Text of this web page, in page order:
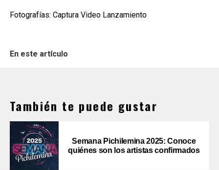
Fotografías: Captura Video Lanzamiento
En este artículo
También te puede gustar
Semana Pichilemina 2025: Conoce
quiénes son los artistas confirmados